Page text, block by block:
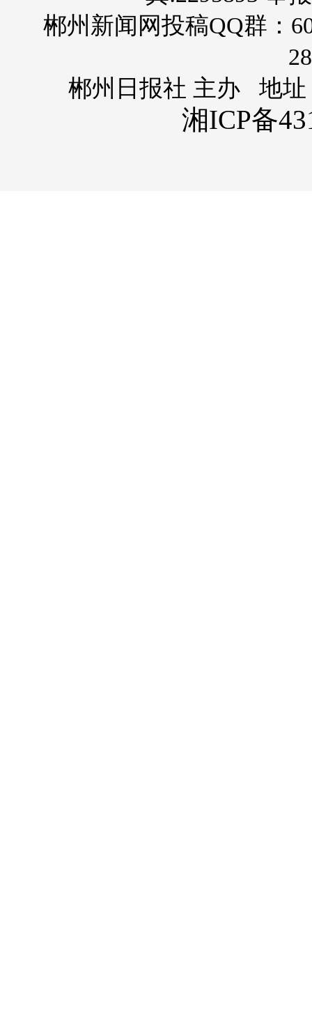
郴州新闻网投稿QQ群：
郴州日报社 主办 地址
湘ICP备